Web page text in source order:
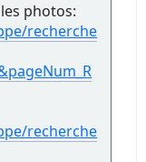
photos:
recherche
recherche